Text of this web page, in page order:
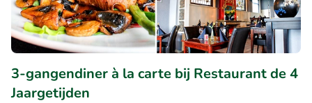
3-gangendiner à la carte bij Restaurant de 4
Jaargetijden